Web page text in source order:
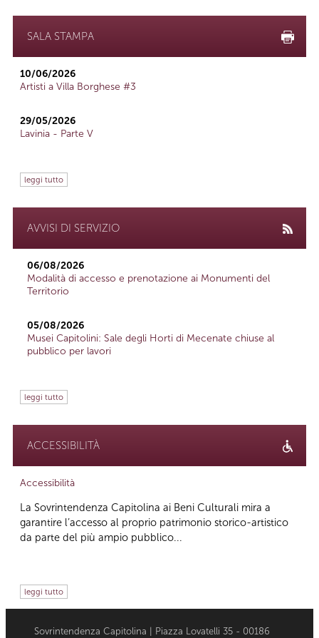
SALA STAMPA
10/06/2026
Artisti a Villa Borghese #3
29/05/2026
Lavinia - Parte V
leggi tutto
AVVISI DI SERVIZIO
06/08/2026
Modalità di accesso e prenotazione ai Monumenti del
Territorio
05/08/2026
Musei Capitolini: Sale degli Horti di Mecenate chiuse al
pubblico per lavori
leggi tutto
ACCESSIBILITÀ
Accessibilità
La Sovrintendenza Capitolina ai Beni Culturali mira a
garantire l’accesso al proprio patrimonio storico-artistico
da parte del più ampio pubblico...
leggi tutto
Sovrintendenza Capitolina | Piazza Lovatelli 35 - 00186